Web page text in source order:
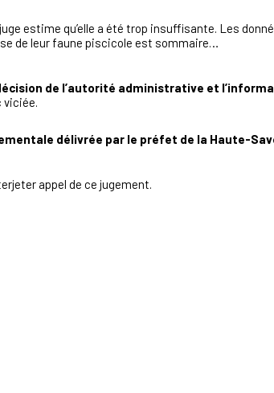
estime qu’elle a été trop insuffisante. Les
de leur faune piscicole est sommaire…
de l’autorité administrative et
viciée.
délivrée par le préfet de la Haute-
appel de ce jugement.